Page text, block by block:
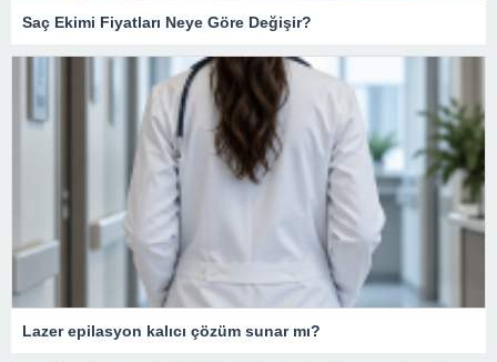
Saç Ekimi Fiyatları Neye Göre Değişir?
Lazer epilasyon kalıcı çözüm sunar mı?